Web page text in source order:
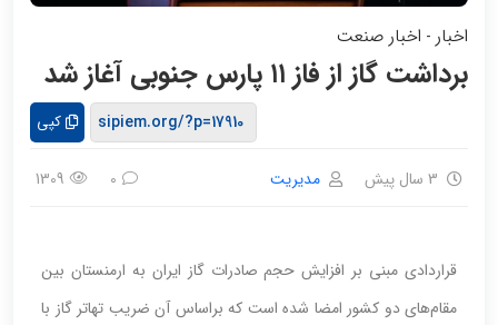
اخبار - اخبار صنعت
برداشت گاز از فاز ۱۱ پارس جنوبی آغاز شد
کپی
3 سال پیش مدیریت 0
1309
قراردادی مبنی بر افزایش حجم صادرات گاز ایران به ارمنستان بین
مقام‌های دو کشور امضا شده است که براساس آن ضریب تهاتر گاز با